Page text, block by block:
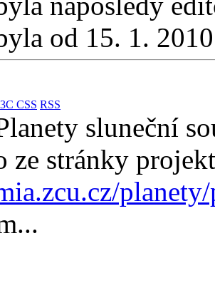
od 15. 1.
CSS RSS
sluneční
ze stránky